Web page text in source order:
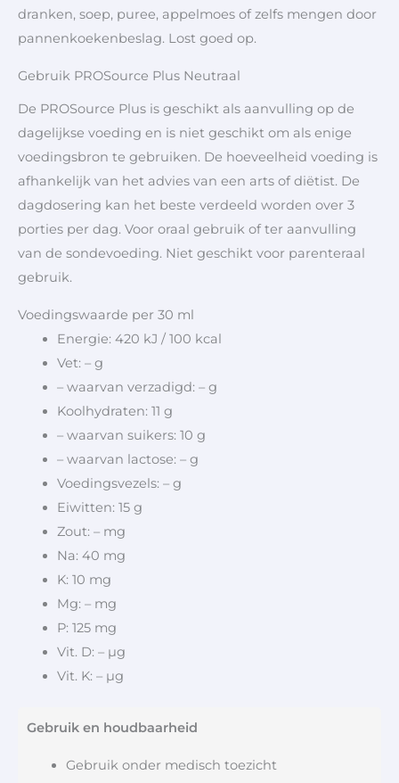
dranken, soep, puree, appelmoes of zelfs mengen door
pannenkoekenbeslag. Lost goed op.
Gebruik PROSource Plus Neutraal
De PROSource Plus is geschikt als aanvulling op de
dagelijkse voeding en is niet geschikt om als enige
voedingsbron te gebruiken. De hoeveelheid voeding is
afhankelijk van het advies van een arts of diëtist. De
dagdosering kan het beste verdeeld worden over 3
porties per dag. Voor oraal gebruik of ter aanvulling
van de sondevoeding. Niet geschikt voor parenteraal
gebruik.
Voedingswaarde per 30 ml
Energie: 420 kJ / 100 kcal
Vet: – g
– waarvan verzadigd: – g
Koolhydraten: 11 g
– waarvan suikers: 10 g
– waarvan lactose: – g
Voedingsvezels: – g
Eiwitten: 15 g
Zout: – mg
Na: 40 mg
K: 10 mg
Mg: – mg
P: 125 mg
Vit. D: – µg
Vit. K: – µg
Gebruik en houdbaarheid
Gebruik onder medisch toezicht